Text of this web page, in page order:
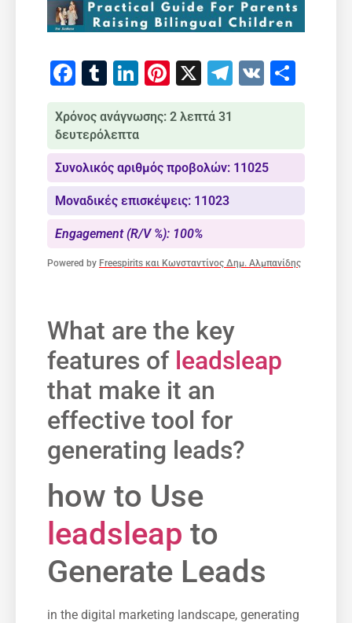
Facebook
Tumblr
LinkedIn
Pinterest
X Telegram
VK
Χρόνος ανάγνωσης: 2 λεπτά 31
δευτερόλεπτα
Συνολικός αριθμός προβολών: 11025
Μοναδικές επισκέψεις: 11023
Engagement (R/V %): 100%
Powered by Freespirits και Κωνσταντίνος Δημ. Αλμπανίδης
What are the key
features of leadsleap
that make it an
effective tool‍ for
generating leads?
how to Use
leadsleap to‌
Generate Leads
in the digital marketing landscape, generating